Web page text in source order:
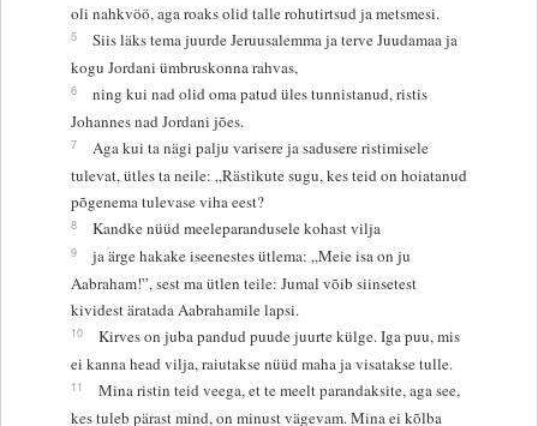
oli nahkvöö, aga roaks olid talle rohutirtsud ja metsmesi.
5
Siis läks tema juurde Jeruusalemma ja terve Juudamaa ja
kogu Jordani ümbruskonna rahvas,
6
ning kui nad olid oma patud üles tunnistanud, ristis
Johannes nad Jordani jões.
7
Aga kui ta nägi palju varisere ja sadusere ristimisele
tulevat, ütles ta neile: „Rästikute sugu, kes teid on hoiatanud
põgenema tulevase viha eest?
8 Kandke nüüd meeleparandusele kohast vilja
9
ja ärge hakake iseenestes ütlema: „Meie isa on ju
Aabraham!”, sest ma ütlen teile: Jumal võib siinsetest
kividest äratada Aabrahamile lapsi.
10
Kirves on juba pandud puude juurte külge. Iga puu, mis
ei kanna head vilja, raiutakse nüüd maha ja visatakse tulle.
11
Mina ristin teid veega, et te meelt parandaksite, aga see,
kes tuleb pärast mind, on minust vägevam. Mina ei kõlba